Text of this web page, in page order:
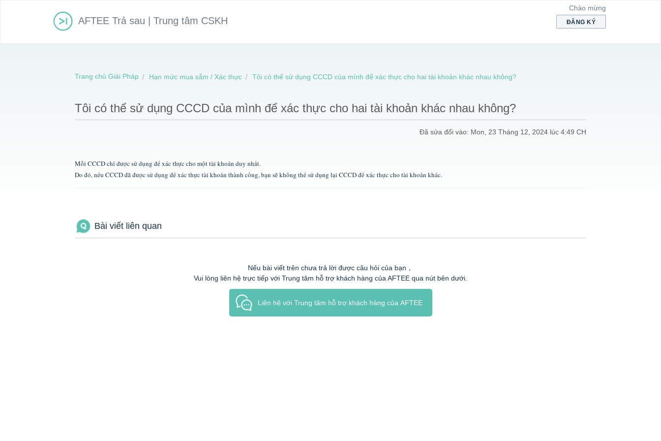
AFTEE Trả sau | Trung tâm CSKH
Chào mừng
ĐĂNG KÝ
Trang chủ Giải Pháp Hạn mức mua sắm / Xác thực Tôi có thể sử dụng CCCD của mình để xác thực cho hai tài khoản khác nhau không?
Tôi có thể sử dụng CCCD của mình để xác thực cho hai tài khoản khác nhau không?
Đã sửa đổi vào: Mon, 23 Tháng 12, 2024 lúc 4:49 CH
Mỗi CCCD chỉ được sử dụng để xác thực cho một tài khoản duy nhất.
Do đó, nếu CCCD đã được sử dụng để xác thực tài khoản thành công, bạn sẽ không thể sử dụng lại CCCD để xác thực cho tài khoản khác.
Bài viết liên quan
Nếu bài viết trên chưa trả lời được câu hỏi của bạn，
Vui lòng liên hệ trực tiếp với Trung tâm hỗ trợ khách hàng của AFTEE qua nút bên dưới.
Liên hệ với Trung tâm hỗ trợ khách hàng của AFTEE